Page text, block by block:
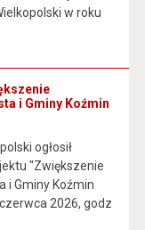
w roku
i Gminy Koźmin
ogłosił
"Zwiększenie
i Gminy Koźmin
2026, godz